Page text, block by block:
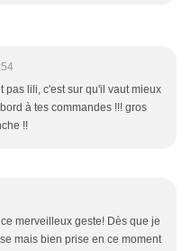
pas lili, c'est sur qu'il vaut mieux
à tes commandes !!! gros
!!
merveilleux geste! Dès que je
mais bien prise en ce moment